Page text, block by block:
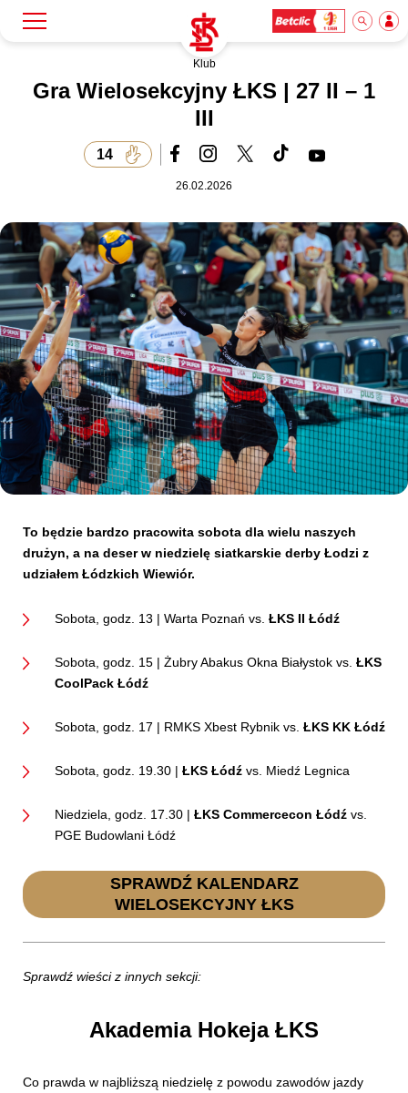
Klub
Akademia
Biznes
Dla mediów
Kibice
SKLEP KUP BILET
Klub
Gra Wielosekcyjny ŁKS | 27 II – 1
III
14
26.02.2026
To będzie bardzo pracowita sobota dla wielu naszych
drużyn, a na deser w niedzielę siatkarskie derby Łodzi z
udziałem Łódzkich Wiewiór.
Sobota, godz. 13 | Warta Poznań vs. ŁKS II Łódź
Sobota, godz. 15 | Żubry Abakus Okna Białystok vs. ŁKS
CoolPack Łódź
Sobota, godz. 17 | RMKS Xbest Rybnik vs. ŁKS KK Łódź
Sobota, godz. 19.30 | ŁKS Łódź vs. Miedź Legnica
Niedziela, godz. 17.30 | ŁKS Commercecon Łódź vs.
PGE Budowlani Łódź
SPRAWDŹ KALENDARZ
WIELOSEKCYJNY ŁKS
Sprawdź wieści z innych sekcji:
Akademia Hokeja ŁKS
Co prawda w najbliższą niedzielę z powodu zawodów jazdy